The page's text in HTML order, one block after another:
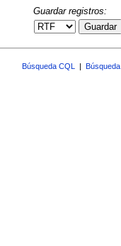
Guardar registros:
Guardar
Búsqueda CQL